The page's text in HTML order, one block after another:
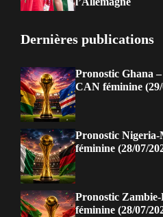
Dernières publications
Pronostic Ghana
CAN féminine (29/
Pronostic
féminine (28/07/
Pronostic
féminine (28/07/